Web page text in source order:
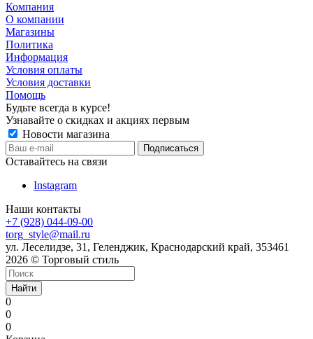
Компания
О компании
Магазины
Политика
Информация
Условия оплаты
Условия доставки
Помощь
Будьте всегда в курсе!
Узнавайте о скидках и акциях первым
Новости магазина
Оставайтесь на связи
Instagram
Наши контакты
+7 (928) 044-09-00
torg_style@mail.ru
ул. Леселидзе, 31, Геленджик, Краснодарский край, 353461
2026 © Торговый стиль
Найти
0
0
0